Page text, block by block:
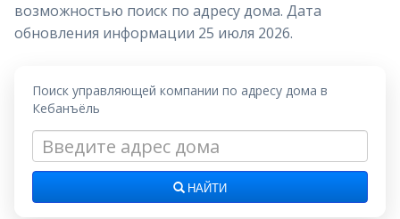
возможностью поиск по адресу дома. Дата
обновления информации 25 июля 2026.
Поиск управляющей компании по адресу дома в
Кебанъёль
НАЙТИ